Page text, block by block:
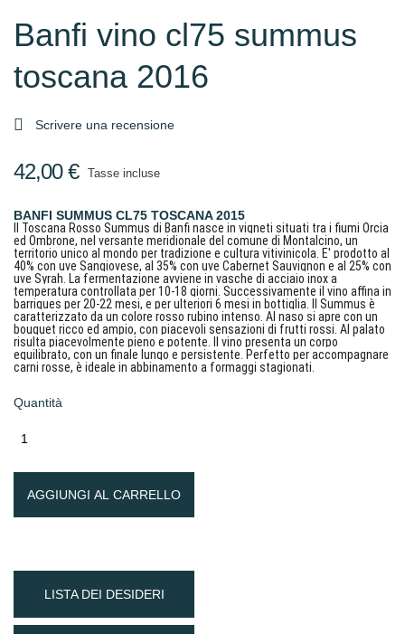
Banfi vino cl75 summus
toscana 2016
 Scrivere una recensione
42,00 € Tasse incluse
BANFI SUMMUS CL75 TOSCANA 2015
Il Toscana Rosso Summus di Banfi nasce in vigneti situati tra i fiumi Orcia
ed Ombrone, nel versante meridionale del comune di Montalcino, un
territorio unico al mondo per tradizione e cultura vitivinicola. E' prodotto al
40% con uve Sangiovese, al 35% con uve Cabernet Sauvignon e al 25% con
uve Syrah. La fermentazione avviene in vasche di acciaio inox a
temperatura controllata per 10-18 giorni. Successivamente il vino affina in
barriques per 20-22 mesi, e per ulteriori 6 mesi in bottiglia. Il Summus è
caratterizzato da un colore rosso rubino intenso. Al naso si apre con un
bouquet ricco ed ampio, con piacevoli sensazioni di frutti rossi. Al palato
risulta piacevolmente pieno e potente. Il vino presenta un corpo
equilibrato, con un finale lungo e persistente. Perfetto per accompagnare
carni rosse, è ideale in abbinamento a formaggi stagionati.
Quantità
AGGIUNGI AL CARRELLO
LISTA DEI DESIDERI